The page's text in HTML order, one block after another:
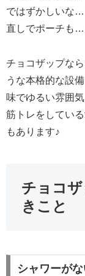
ではずかしいな
直しでポーチも…
チョコザップな
うな本格的な設
味でゆるい雰囲
筋トレをしてい
もあります♪
チョコ
きこと
シャワーがな